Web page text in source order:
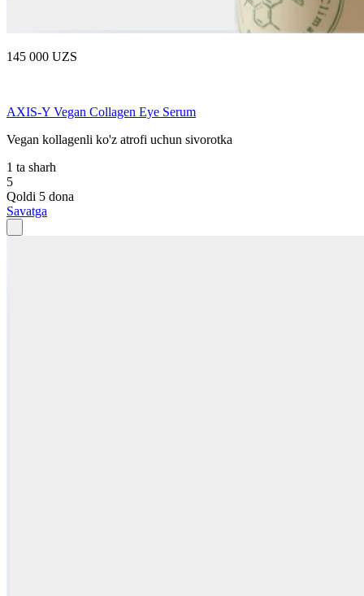
145 000 UZS
AXIS-Y Vegan Collagen Eye Serum
Vegan kollagenli ko'z atrofi uchun sivorotka
1 ta sharh
5
Qoldi 5 dona
Savatga